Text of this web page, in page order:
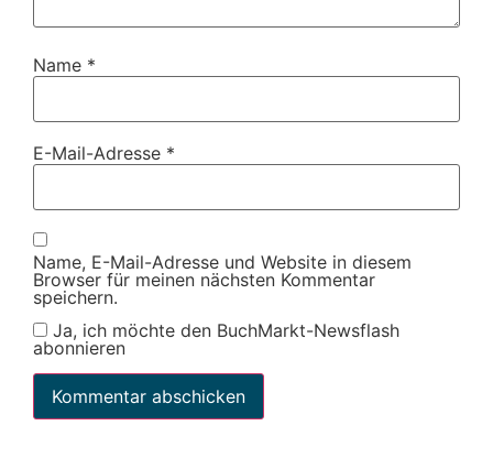
Name *
E-Mail-Adresse *
Name, E-Mail-Adresse und Website in diesem
Browser für meinen nächsten Kommentar
speichern.
Ja, ich möchte den BuchMarkt-Newsflash
abonnieren